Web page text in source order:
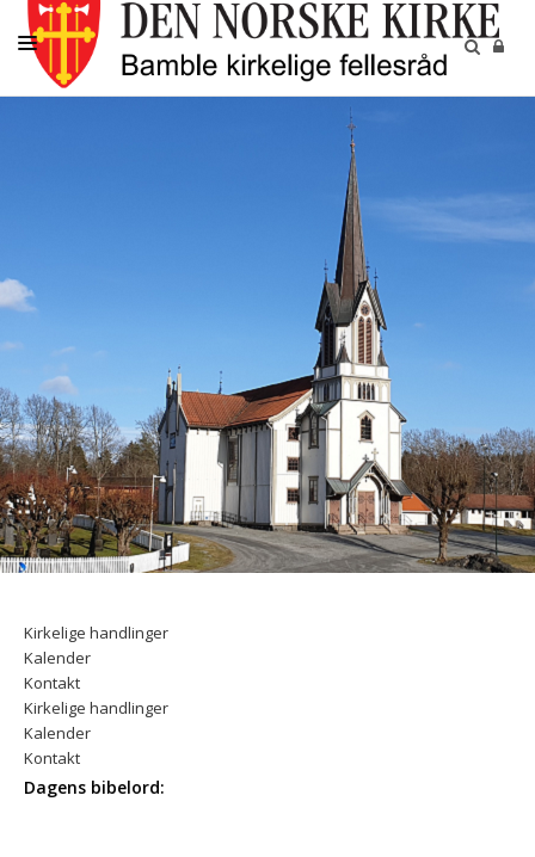
DIAKONI
KALENDER
KONTAKT
OM OSS
GRAVPLASSMYNDIGHETEN
Kirkelige handlinger
Kalender
Kontakt
Kirkelige handlinger
Kalender
Kontakt
Dagens bibelord: